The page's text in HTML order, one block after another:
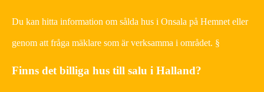
Du kan hitta information om sålda hus i Onsala på Hemnet eller
genom att fråga mäklare som är verksamma i området. §
Finns det billiga hus till salu i Halland?